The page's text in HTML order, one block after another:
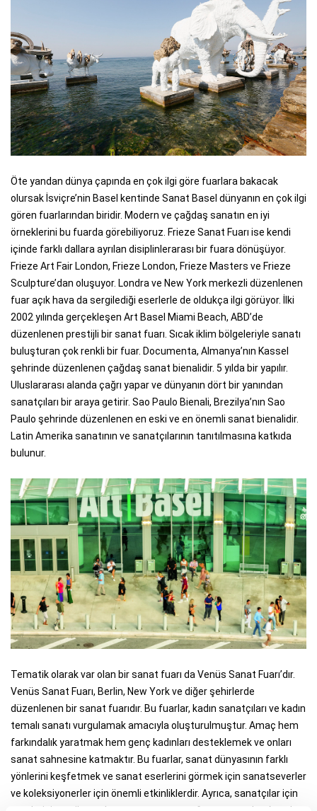
Öte yandan dünya çapında en çok ilgi göre fuarlara bakacak
olursak İsviçre’nin Basel kentinde Sanat Basel dünyanın en çok ilgi
gören fuarlarından biridir. Modern ve çağdaş sanatın en iyi
örneklerini bu fuarda görebiliyoruz. Frieze Sanat Fuarı ise kendi
içinde farklı dallara ayrılan disiplinlerarası bir fuara dönüşüyor.
Frieze Art Fair London, Frieze London, Frieze Masters ve Frieze
Sculpture’dan oluşuyor. Londra ve New York merkezli düzenlenen
fuar açık hava da sergilediği eserlerle de oldukça ilgi görüyor. İlki
2002 yılında gerçekleşen Art Basel Miami Beach, ABD’de
düzenlenen prestijli bir sanat fuarı. Sıcak iklim bölgeleriyle sanatı
buluşturan çok renkli bir fuar. Documenta, Almanya’nın Kassel
şehrinde düzenlenen çağdaş sanat bienalidir. 5 yılda bir yapılır.
Uluslararası alanda çağrı yapar ve dünyanın dört bir yanından
sanatçıları bir araya getirir. Sao Paulo Bienali, Brezilya’nın Sao
Paulo şehrinde düzenlenen en eski ve en önemli sanat bienalidir.
Latin Amerika sanatının ve sanatçılarının tanıtılmasına katkıda
bulunur.
Tematik olarak var olan bir sanat fuarı da Venüs Sanat Fuarı’dır.
Venüs Sanat Fuarı, Berlin, New York ve diğer şehirlerde
düzenlenen bir sanat fuarıdır. Bu fuarlar, kadın sanatçıları ve kadın
temalı sanatı vurgulamak amacıyla oluşturulmuştur. Amaç hem
farkındalık yaratmak hem genç kadınları desteklemek ve onları
sanat sahnesine katmaktır. Bu fuarlar, sanat dünyasının farklı
yönlerini keşfetmek ve sanat eserlerini görmek için sanatseverler
ve koleksiyonerler için önemli etkinliklerdir. Ayrıca, sanatçılar için